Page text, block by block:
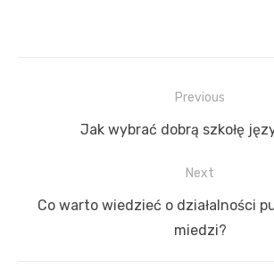
Previous
Previous
Jak wybrać dobrą szkołę
Next
Next
Co warto wiedzieć o działalności
miedzi?